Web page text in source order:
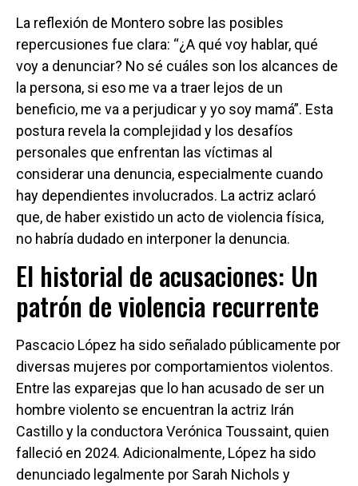
La reflexión de Montero sobre las posibles
repercusiones fue clara: “¿A qué voy hablar, qué
voy a denunciar? No sé cuáles son los alcances de
la persona, si eso me va a traer lejos de un
beneficio, me va a perjudicar y yo soy mamá”. Esta
postura revela la complejidad y los desafíos
personales que enfrentan las víctimas al
considerar una denuncia, especialmente cuando
hay dependientes involucrados. La actriz aclaró
que, de haber existido un acto de violencia física,
no habría dudado en interponer la denuncia.
El historial de acusaciones: Un
patrón de violencia recurrente
Pascacio López ha sido señalado públicamente por
diversas mujeres por comportamientos violentos.
Entre las exparejas que lo han acusado de ser un
hombre violento se encuentran la actriz Irán
Castillo y la conductora Verónica Toussaint, quien
falleció en 2024. Adicionalmente, López ha sido
denunciado legalmente por Sarah Nichols y